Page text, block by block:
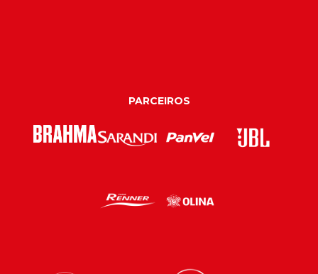
PARCEIROS